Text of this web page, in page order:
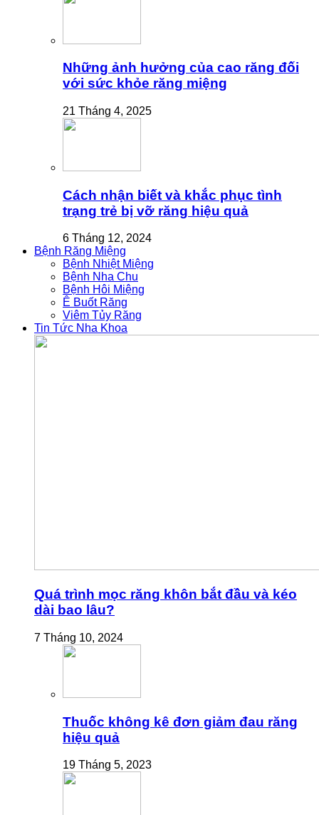
Những ảnh hưởng của cao răng đối
với sức khỏe răng miệng
21 Tháng 4, 2025
Cách nhận biết và khắc phục tình
trạng trẻ bị vỡ răng hiệu quả
6 Tháng 12, 2024
Bệnh Răng Miệng
Bệnh Nhiệt Miệng
Bệnh Nha Chu
Bệnh Hôi Miệng
Ê Buốt Răng
Viêm Tủy Răng
Tin Tức Nha Khoa
Quá trình mọc răng khôn bắt đầu và kéo
dài bao lâu?
7 Tháng 10, 2024
Thuốc không kê đơn giảm đau răng
hiệu quả
19 Tháng 5, 2023